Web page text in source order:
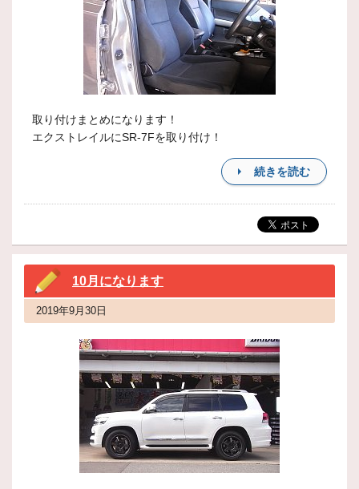
取り付けまとめになります！
エクストレイルにSR-7Fを取り付け！
続きを読む
10月になります
2019年9月30日